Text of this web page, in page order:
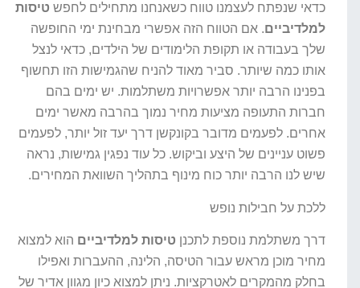
כדאי שנפתח לעצמנו טווח כשאנחנו מתחילים לחפשטיסות
למלדיביים. אם הטווח הזה אפשרי מבחינת ימי החופשה
שלך בעבודה או תקופת הלימודים של הילדים, כדאי לנצל
אותו כמה שיותר. סביר מאוד להניח שהגמישות הזו תחשוף
בפנינו הרבה יותר אפשרויות משתלמות. יש ימים בהם
חברות התעופה מציעות מחיר נמוך בהרבה מאשר ימים
אחרים. לפעמים מדובר בקונקשן דרך יעד זול יותר, לפעמים
פשוט עניינים של היצע וביקוש. כל עוד נפגין גמישות, נראה
שיש לנו הרבה יותר כוח מינוף בתהליך השוואת המחירים.
ללכת על חבילות נופש
דרך משתלמת נוספת לתכנןטיסות למלדיבייםהוא למצוא
מחיר מוכן מראש עבור הטיסה, הלינה, ההעברות ואפילו
בחלק מהמקרים לאטרקציות. ניתן למצוא כיון מגוון אדיר של